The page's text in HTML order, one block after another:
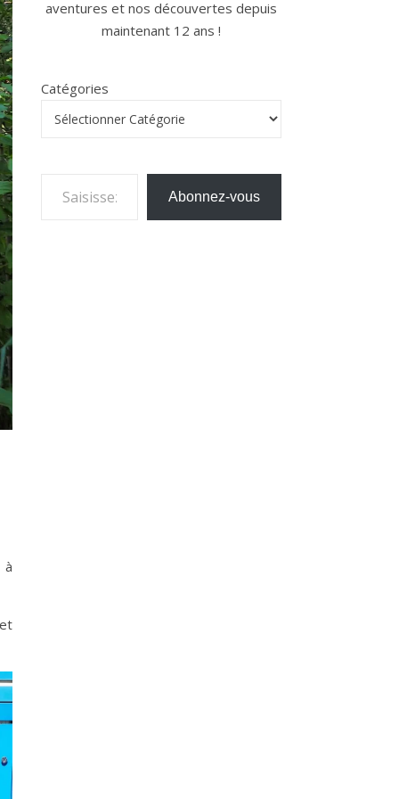
à
aventures et nos découvertes depuis
maintenant 12 ans !
Catégories
Saisissez votre adresse e-mail…
Abonnez-vous